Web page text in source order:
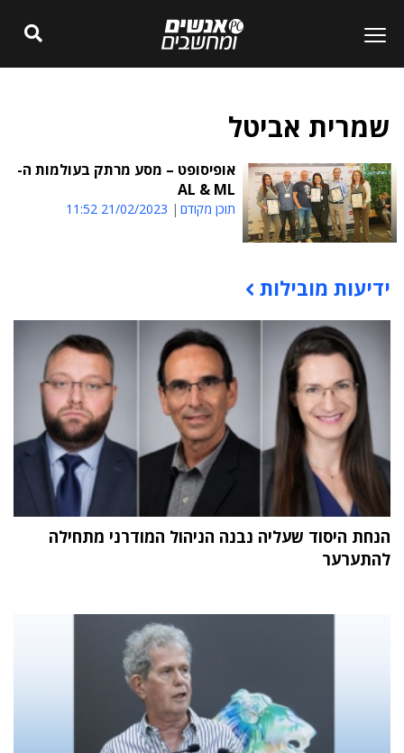
שמרית אביטל
אופיסופט – מסע מרתק בעולמות ה-
AL & ML
תוכן מקודם 21/02/2023 11:52
תוכן פרסומי
ידיעות מובילות
הנחת היסוד שעליה נבנה הניהול המודרני מתחילה
להתערער